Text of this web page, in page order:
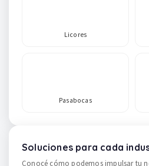
Licores
Pasabocas
Soluciones para cada
Conocé cómo podemos impulsar tu